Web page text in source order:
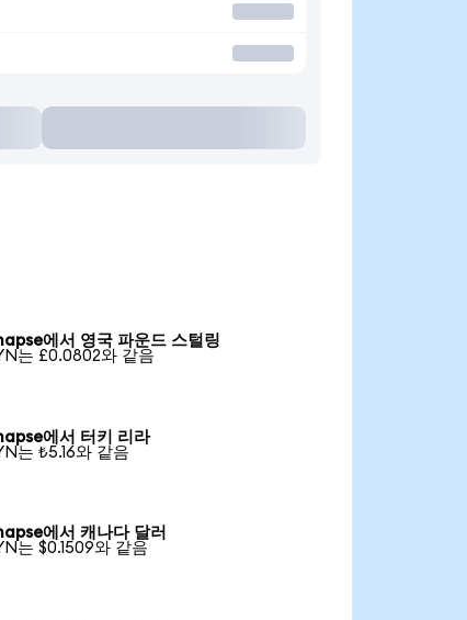
에서 영국 파운드 스털링
는 £0.0802와 같음
에서 터키 리라
는 ₺5.16와 같음
에서 캐나다 달러
는 $0.1509와 같음